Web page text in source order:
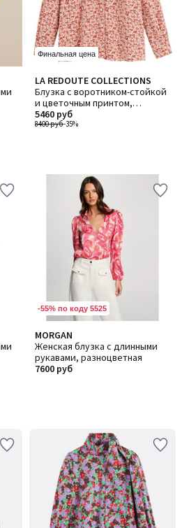
Финальная цена
LA REDOUTE COLLECTIONS
Блузка с воротником-стойкой
и цветочным принтом,
длинные рукава
8400 руб-35%
5460 руб
-55% по коду 5525
MORGAN
Женская блузка с длинными
рукавами, разноцветная
7600 руб